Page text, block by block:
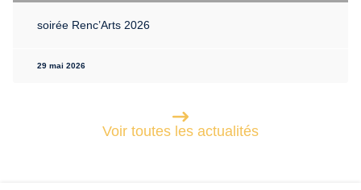
soirée Renc’Arts 2026
29 mai 2026
Voir toutes les actualités